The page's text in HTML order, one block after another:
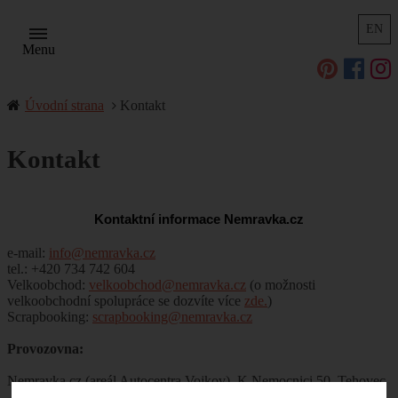
EN
Menu
Úvodní strana Kontakt
Kontakt
Kontaktní informace Nemravka.cz
e-mail: info@nemravka.cz
tel.: +420 734 742 604
Velkoobchod: velkoobchod@nemravka.cz (o možnosti
velkoobchodní spolupráce se dozvíte více zde.)
Scrapbooking: scrapbooking@nemravka.cz
Provozovna:
Nemravka.cz (areál Autocentra Vojkov), K Nemocnici 50, Tehovec